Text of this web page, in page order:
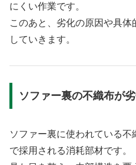
にくい作業です。
このあと、劣化の原因や具
していきます。
ソファー裏の不織布が
ソファー裏に使われている
で採用される消耗部材です。